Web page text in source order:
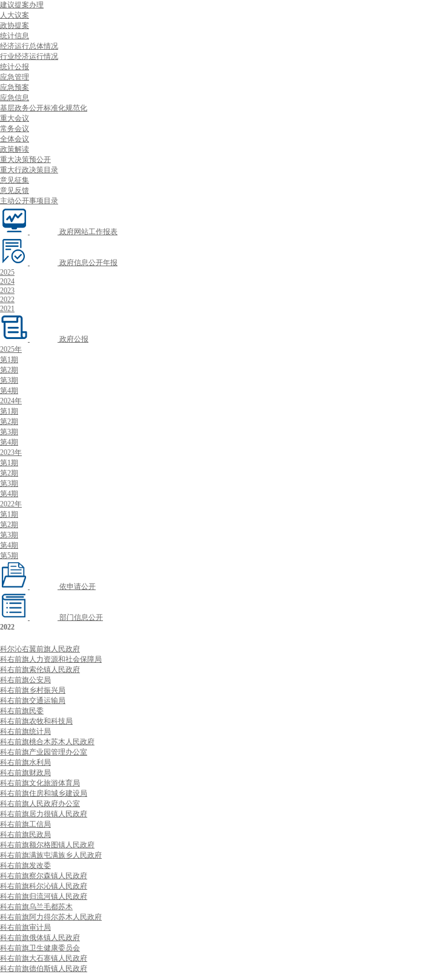
建议提案办理
人大议案
政协提案
统计信息
经济运行总体情况
行业经济运行情况
统计公报
应急管理
应急预案
应急信息
基层政务公开标准化规范化
重大会议
常务会议
全体会议
政策解读
重大决策预公开
重大行政决策目录
意见征集
意见反馈
主动公开事项目录
政府网站工作报表
政府信息公开年报
2025
2024
2023
2022
2021
政府公报
2025年
第1期
第2期
第3期
第4期
2024年
第1期
第2期
第3期
第4期
2023年
第1期
第2期
第3期
第4期
2022年
第1期
第2期
第3期
第4期
第5期
依申请公开
部门信息公开
2022
科尔沁右翼前旗人民政府
科右前旗人力资源和社会保障局
科右前旗索伦镇人民政府
科右前旗公安局
科右前旗乡村振兴局
科右前旗交通运输局
科右前旗民委
科右前旗农牧和科技局
科右前旗统计局
科右前旗桃合木苏木人民政府
科右前旗产业园管理办公室
科右前旗水利局
科右前旗财政局
科右前旗文化旅游体育局
科右前旗住房和城乡建设局
科右前旗人民政府办公室
科右前旗居力很镇人民政府
科右前旗工信局
科右前旗民政局
科右前旗额尔格图镇人民政府
科右前旗满族屯满族乡人民政府
科右前旗发改委
科右前旗察尔森镇人民政府
科右前旗科尔沁镇人民政府
科右前旗归流河镇人民政府
科右前旗乌兰毛都苏木
科右前旗阿力得尔苏木人民政府
科右前旗审计局
科右前旗俄体镇人民政府
科右前旗卫生健康委员会
科右前旗大石寨镇人民政府
科右前旗德伯斯镇人民政府